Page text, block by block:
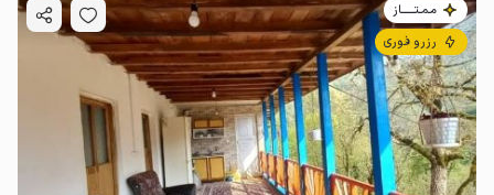
مـمـتــــــاز
رزرو فوری